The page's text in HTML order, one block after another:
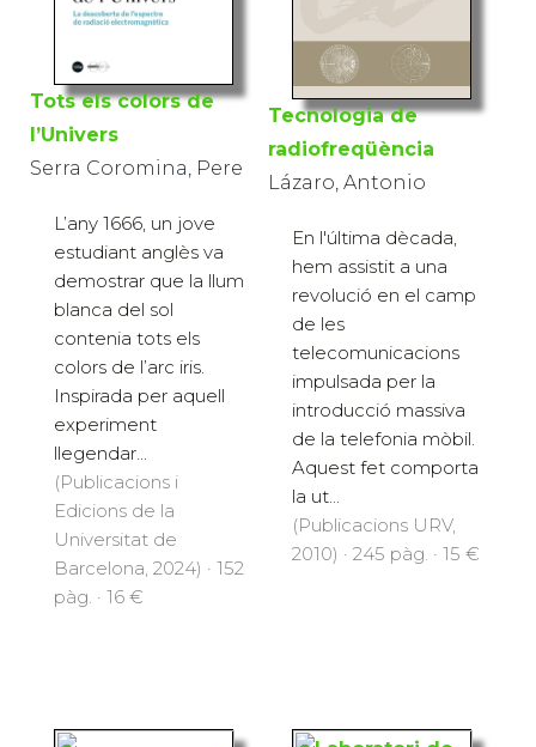
Tots els colors de
l’Univers
Serra Coromina, Pere
L’any 1666, un jove
estudiant anglès va
demostrar que la llum
blanca del sol
contenia tots els
colors de l’arc iris.
Inspirada per aquell
experiment
llegendar...
(Publicacions i
Edicions de la
Universitat de
Barcelona, 2024) · 152
pàg. · 16 €
Tecnologia de
radiofreqüència
Lázaro, Antonio
En l'última dècada,
hem assistit a una
revolució en el camp
de les
telecomunicacions
impulsada per la
introducció massiva
de la telefonia mòbil.
Aquest fet comporta
la ut...
(Publicacions URV,
2010) · 245 pàg. · 15 €